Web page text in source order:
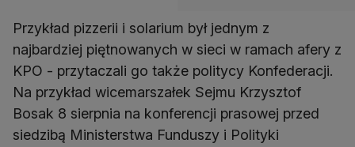
Przykład pizzerii i solarium był jednym z
najbardziej piętnowanych w sieci w ramach afery z
KPO - przytaczali go także politycy Konfederacji.
Na przykład wicemarszałek Sejmu Krzysztof
Bosak 8 sierpnia na konferencji prasowej przed
siedzibą Ministerstwa Funduszy i Polityki